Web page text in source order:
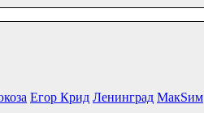
Егор Крид Ленинград МакSим